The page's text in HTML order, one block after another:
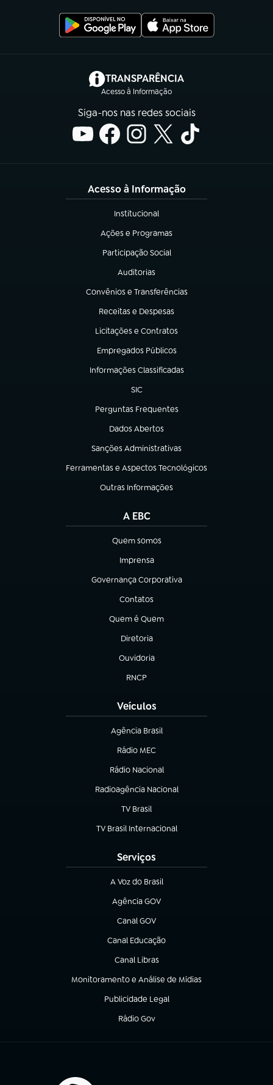
TRANSPARÊNCIA
Acesso à Informação
(abre em nova aba)
Siga-nos nas redes sociais
Acesso à Informação
Institucional
(abre em nova aba)
Ações e Programas
(abre em nova aba)
Participação Social
(abre em nova aba)
Auditorias
(abre em nova aba)
Convênios e Transferências
(abre em nova aba)
Receitas e Despesas
(abre em nova aba)
Licitações e Contratos
(abre em nova aba)
Empregados Públicos
(abre em nova aba)
Informações Classificadas
(abre em nova aba)
SIC
(abre em nova aba)
Perguntas Frequentes
(abre em nova aba)
Dados Abertos
(abre em nova aba)
Sanções Administrativas
(abre em nova aba)
Ferramentas e Aspectos Tecnológicos
(abre em nova aba)
Outras Informações
(abre em nova aba)
A EBC
Quem somos
(abre em nova aba)
Imprensa
(abre em nova aba)
Governança Corporativa
(abre em nova aba)
Contatos
(abre em nova aba)
Quem é Quem
(abre em nova aba)
Diretoria
(abre em nova aba)
Ouvidoria
(abre em nova aba)
RNCP
(abre em nova aba)
Veículos
Agência Brasil
(abre em nova aba)
Rádio MEC
(abre em nova aba)
Rádio Nacional
Radioagência Nacional
(abre em nova aba)
TV Brasil
(abre em nova aba)
TV Brasil Internacional
(abre em nova aba)
Serviços
A Voz do Brasil
(abre em nova aba)
Agência GOV
(abre em nova aba)
Canal GOV
(abre em nova aba)
Canal Educação
(abre em nova aba)
Canal Libras
(abre em nova aba)
Monitoramento e Análise de Mídias
(abre em nova aba)
Publicidade Legal
(abre em nova aba)
Rádio Gov
(abre em nova aba)